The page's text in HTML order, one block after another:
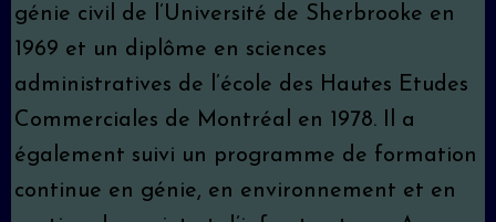
génie civil de l’Université de Sherbrooke en
1969 et un diplôme en sciences
administratives de l’école des Hautes Etudes
Commerciales de Montréal en 1978. Il a
également suivi un programme de formation
continue en génie, en environnement et en